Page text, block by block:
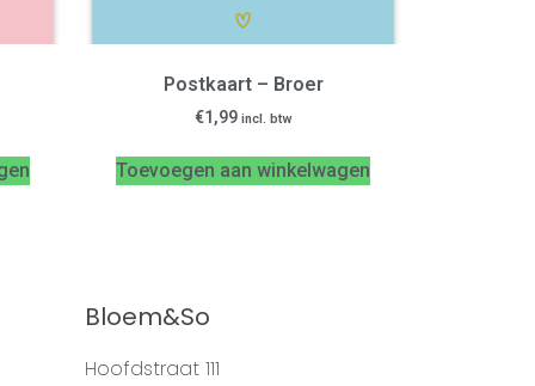
Postkaart – Broer
€1,99 incl. btw
Toevoegen aan winkelwagen
Bloem&So
Hoofdstraat 111